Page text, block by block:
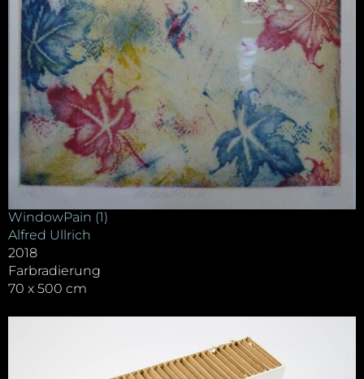
WindowPain (1)
Alfred Ullrich
2018
Farbradierung
70 x 500 cm